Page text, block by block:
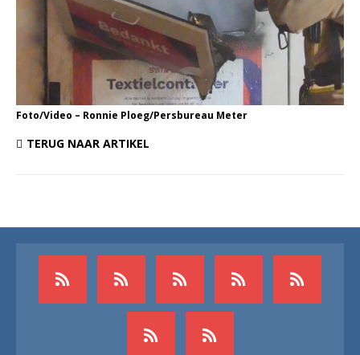
Foto/Video – Ronnie Ploeg/Persbureau Meter
TERUG NAAR ARTIKEL